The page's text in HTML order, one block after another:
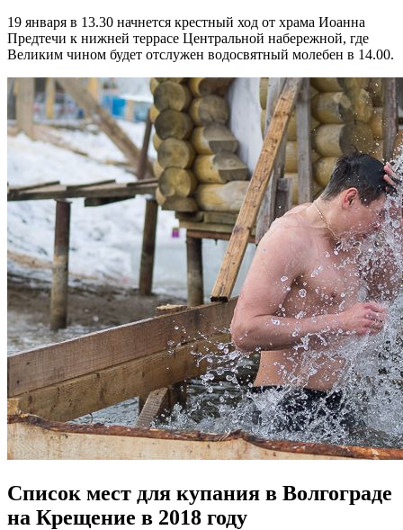
19 января в 13.30 начнется крестный ход от храма Иоанна
Предтечи к нижней террасе Центральной набережной, где
Великим чином будет отслужен водосвятный молебен в 14.00.
Список мест для купания в Волгограде
на Крещение в 2018 году